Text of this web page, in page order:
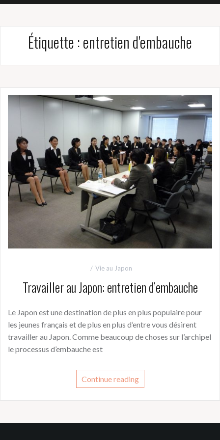
Étiquette :entretien d'embauche
Vie au Japon
Travailler au Japon: entretien d’embauche
Le Japon est une destination de plus en plus populaire pour
les jeunes français et de plus en plus d’entre vous désirent
travailler au Japon. Comme beaucoup de choses sur l’archipel
le processus d’embauche est
Continue reading